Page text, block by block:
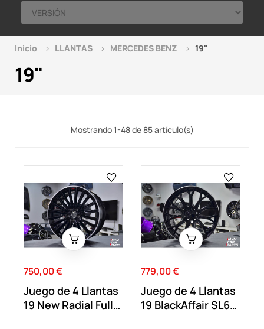
19"
Inicio LLANTAS MERCEDES BENZ 19"
Mostrando 1-48 de 85 artículo(s)
Precio
750,00 €
Juego de 4 Llantas
19 New Radial Full
Precio
779,00 €
Juego de 4 Llantas
19 BlackAffair SL63